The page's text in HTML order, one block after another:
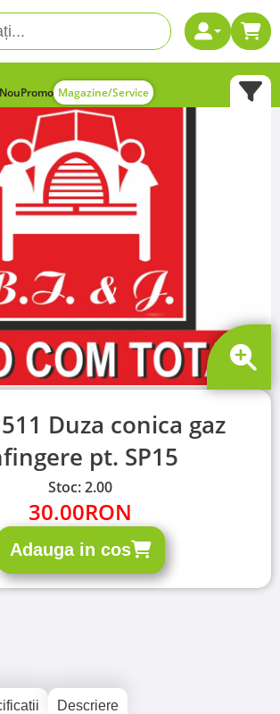
NouPromo Magazine/Service
Duza conica gaz
pt. SP15
Stoc: 2.00
30.00RON
Adauga in cos
Descriere